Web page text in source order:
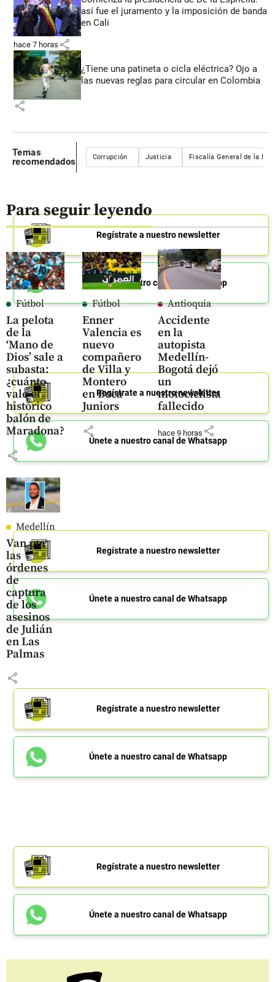
así fue el juramento y la imposición de banda
en Cali
hace 7 horas share
¿Tiene una patineta o cicla eléctrica? Ojo a
las nuevas reglas para circular en Colombia
share
Temas
recomendados
Corrupción Justicia Fiscalía General de la
Para seguir leyendo
Fútbol
La pelota
de la
‘Mano de
Dios’ sale a
subasta:
¿cuánto
vale el
histórico
balón de
Maradona?
share
Fútbol
Enner
Valencia es
nuevo
compañero
de Villa y
Montero
en Boca
Juniors
share
Antioquia
Accidente
en la
autopista
Medellín-
Bogotá dejó
un
motociclista
fallecido
hace 9 horas share
Medellín
Van por
las
órdenes
de
captura
de los
asesinos
de Julián
en Las
Palmas
share
Regístrate a nuestro newsletter
Únete a nuestro canal de Whatsapp
Regístrate a nuestro newsletter
Únete a nuestro canal de Whatsapp
Regístrate a nuestro newsletter
Únete a nuestro canal de Whatsapp
Regístrate a nuestro newsletter
Únete a nuestro canal de Whatsapp
Regístrate a nuestro newsletter
Únete a nuestro canal de Whatsapp